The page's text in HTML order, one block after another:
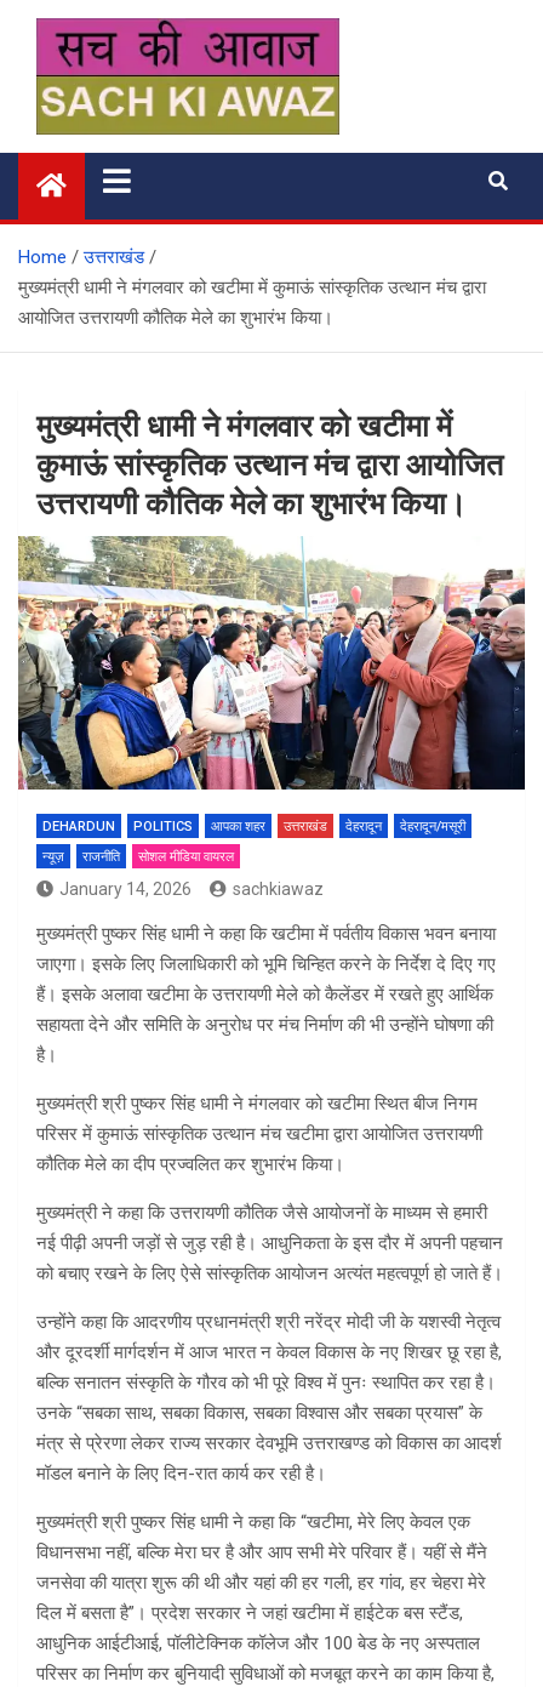
content
सच की आवाज
Home
उत्तराखंड
मुख्यमंत्री धामी ने मंगलवार को खटीमा में कुमाऊं सांस्कृतिक उत्थान मंच द्वारा
आयोजित उत्तरायणी कौतिक मेले का शुभारंभ किया।
मुख्यमंत्री धामी ने मंगलवार को खटीमा में
कुमाऊं सांस्कृतिक उत्थान मंच द्वारा आयोजित
उत्तरायणी कौतिक मेले का शुभारंभ किया।
DEHARDUN POLITICS आपका शहर उत्तराखंड देहरादून
देहरादून/मसूरी
न्यूज़
राजनीति सोशल मीडिया वायरल
January 14, 2026 sachkiawaz
मुख्यमंत्री पुष्कर सिंह धामी ने कहा कि खटीमा में पर्वतीय विकास भवन बनाया
जाएगा। इसके लिए जिलाधिकारी को भूमि चिन्हित करने के निर्देश दे दिए गए
हैं। इसके अलावा खटीमा के उत्तरायणी मेले को कैलेंडर में रखते हुए आर्थिक
सहायता देने और समिति के अनुरोध पर मंच निर्माण की भी उन्होंने घोषणा की
है।
मुख्यमंत्री श्री पुष्कर सिंह धामी ने मंगलवार को खटीमा स्थित बीज निगम
परिसर में कुमाऊं सांस्कृतिक उत्थान मंच खटीमा द्वारा आयोजित उत्तरायणी
कौतिक मेले का दीप प्रज्वलित कर शुभारंभ किया।
मुख्यमंत्री ने कहा कि उत्तरायणी कौतिक जैसे आयोजनों के माध्यम से हमारी
नई पीढ़ी अपनी जड़ों से जुड़ रही है। आधुनिकता के इस दौर में अपनी पहचान
को बचाए रखने के लिए ऐसे सांस्कृतिक आयोजन अत्यंत महत्वपूर्ण हो जाते हैं।
उन्होंने कहा कि आदरणीय प्रधानमंत्री श्री नरेंद्र मोदी जी के यशस्वी नेतृत्व
और दूरदर्शी मार्गदर्शन में आज भारत न केवल विकास के नए शिखर छू रहा है,
बल्कि सनातन संस्कृति के गौरव को भी पूरे विश्व में पुनः स्थापित कर रहा है।
उनके “सबका साथ, सबका विकास, सबका विश्वास और सबका प्रयास” के
मंत्र से प्रेरणा लेकर राज्य सरकार देवभूमि उत्तराखण्ड को विकास का आदर्श
मॉडल बनाने के लिए दिन-रात कार्य कर रही है।
मुख्यमंत्री श्री पुष्कर सिंह धामी ने कहा कि “खटीमा, मेरे लिए केवल एक
विधानसभा नहीं, बल्कि मेरा घर है और आप सभी मेरे परिवार हैं। यहीं से मैंने
जनसेवा की यात्रा शुरू की थी और यहां की हर गली, हर गांव, हर चेहरा मेरे
दिल में बसता है”। प्रदेश सरकार ने जहां खटीमा में हाईटेक बस स्टैंड,
आधुनिक आईटीआई, पॉलीटेक्निक कॉलेज और 100 बेड के नए अस्पताल
परिसर का निर्माण कर बुनियादी सुविधाओं को मजबूत करने का काम किया है,